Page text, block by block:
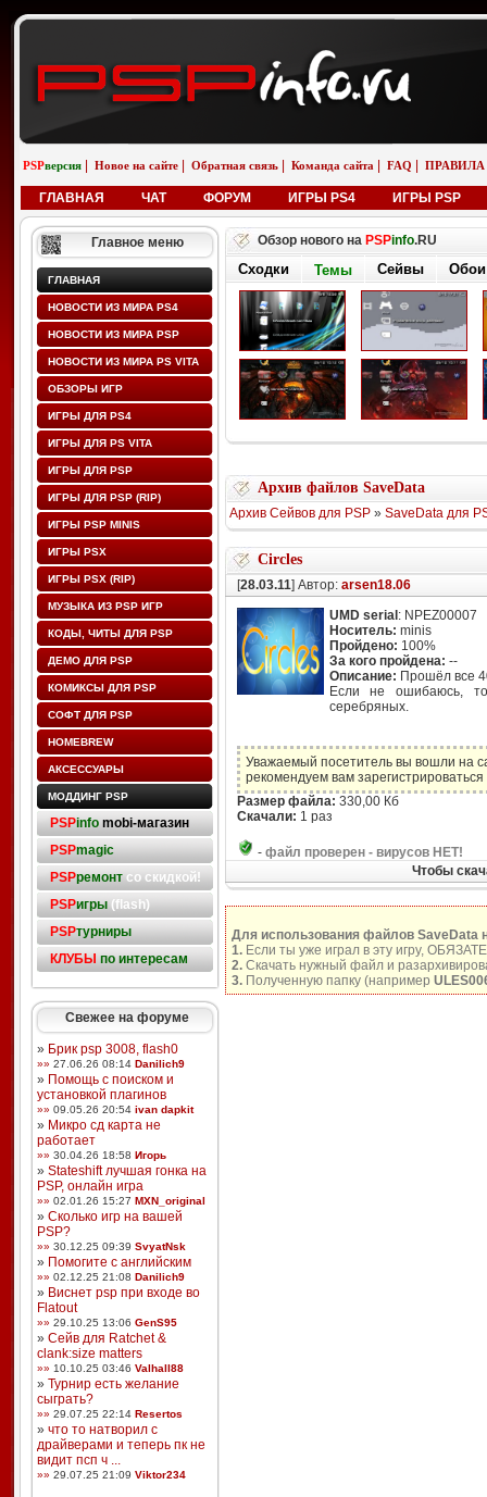
PSPверсия Новое на сайте Обратная связь Команда сайта FAQ ПРАВИЛА
ГЛАВНАЯ ЧАТ ФОРУМ ИГРЫ PS4 ИГРЫ PSP
Главное меню
ГЛАВНАЯ
НОВОСТИ ИЗ МИРА PS4
НОВОСТИ ИЗ МИРА PSP
НОВОСТИ ИЗ МИРА PS VITA
ОБЗОРЫ ИГР
ИГРЫ ДЛЯ PS4
ИГРЫ ДЛЯ PS VITA
ИГРЫ ДЛЯ PSP
ИГРЫ ДЛЯ PSP (RIP)
ИГРЫ PSP MINIS
ИГРЫ PSX
ИГРЫ PSX (RIP)
МУЗЫКА ИЗ PSP ИГР
КОДЫ, ЧИТЫ ДЛЯ PSP
ДЕМО ДЛЯ PSP
КОМИКСЫ ДЛЯ PSP
СОФТ ДЛЯ PSP
HOMEBREW
АКСЕССУАРЫ
МОДДИНГ PSP
PSPinfo mobi-магазин
PSPmagic
PSPремонтсо скидкой!
PSPигры(flash)
PSPтурниры
КЛУБЫ по интересам
Свежее на форуме
» Брик psp 3008, flash0
»» 27.06.26 08:14 Danilich9
» Помощь с поиском и
установкой плагинов
»» 09.05.26 20:54 ivan dapkit
» Микро сд карта не
работает
»» 30.04.26 18:58 Игорь
» Stateshift лучшая гонка на
PSP, онлайн игра
»» 02.01.26 15:27 MXN_original
» Сколько игр на вашей
PSP?
»» 30.12.25 09:39 SvyatNsk
» Помогите с английским
»» 02.12.25 21:08 Danilich9
» Виснет psp при входе во
Flatout
»» 29.10.25 13:06 GenS95
» Сейв для Ratchet &
clank:size matters
»» 10.10.25 03:46 Valhall88
» Турнир есть желание
сыграть?
»» 29.07.25 22:14 Resertos
» что то натворил с
драйверами и теперь пк не
видит псп ч ...
»» 29.07.25 21:09 Viktor234
Обзор нового на PSPinfo.RU
Сходки Темы Сейвы Обои
Архив файлов SaveData
Архив Сейвов для PSP» SaveData для
Circles
[28.03.11] Автор: arsen18.06
UMD serial : NPEZ00007
Носитель: minis
Пройдено: 100%
За кого пройдена: --
Описание: Прошёл все
Если не ошибаюсь,
серебряных.
Уважаемый посетитель вы вошли на
рекомендуем вам
Размер файла: 330,00 Кб
Скачали: 1 раз
- файл проверен - вирусов НЕТ!
Чтобы
Для использования файлов SaveData
1.Если ты уже играл в эту игру,
2.Скачать нужный файл и
3.Полученную папку (например